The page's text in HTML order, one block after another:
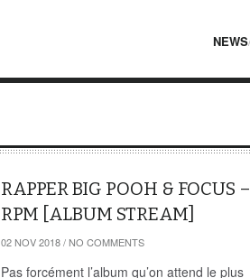
NEWS
RAPPER BIG POOH & FOCUS –
RPM [ALBUM STREAM]
02 NOV 2018/ NO COMMENTS
Pas forcément l’album qu’on attend le plus